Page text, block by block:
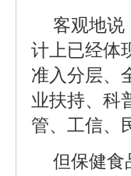
客观地说
计上已经体
准入分层、
业扶持、科
管、工信、
但保健食